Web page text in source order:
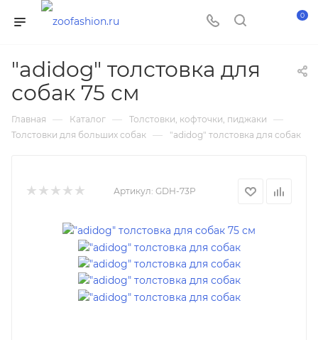
0
"adidog" толстовка для
собак 75 см
Главная — Каталог — Толстовки, кофточки, пиджаки —
Толстовки для больших собак — "adidog" толстовка для собак
Артикул: GDH-73P